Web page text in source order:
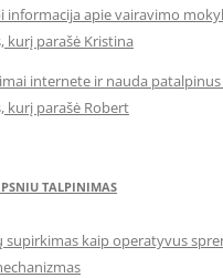
informacija apie vairavimo
kurį parašė Kristina
internete ir nauda
kurį parašė Robert
TALPINIMAS
kaip operatyvus